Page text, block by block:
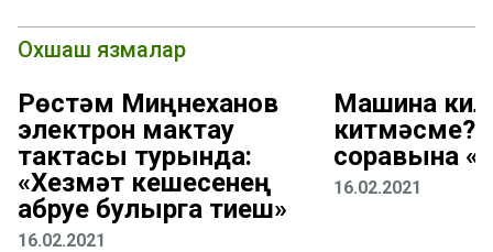
Охшаш язмалар
Рөстәм Миңнеханов
электрон мактау
тактасы турында:
«Хезмәт кешесенең
абруе булырга тиеш»
16.02.2021
Машина
китмәсме?
соравына
16.02.2021